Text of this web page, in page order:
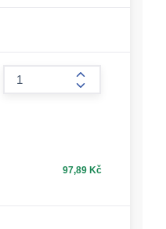
form.increase-
97,89 Kč